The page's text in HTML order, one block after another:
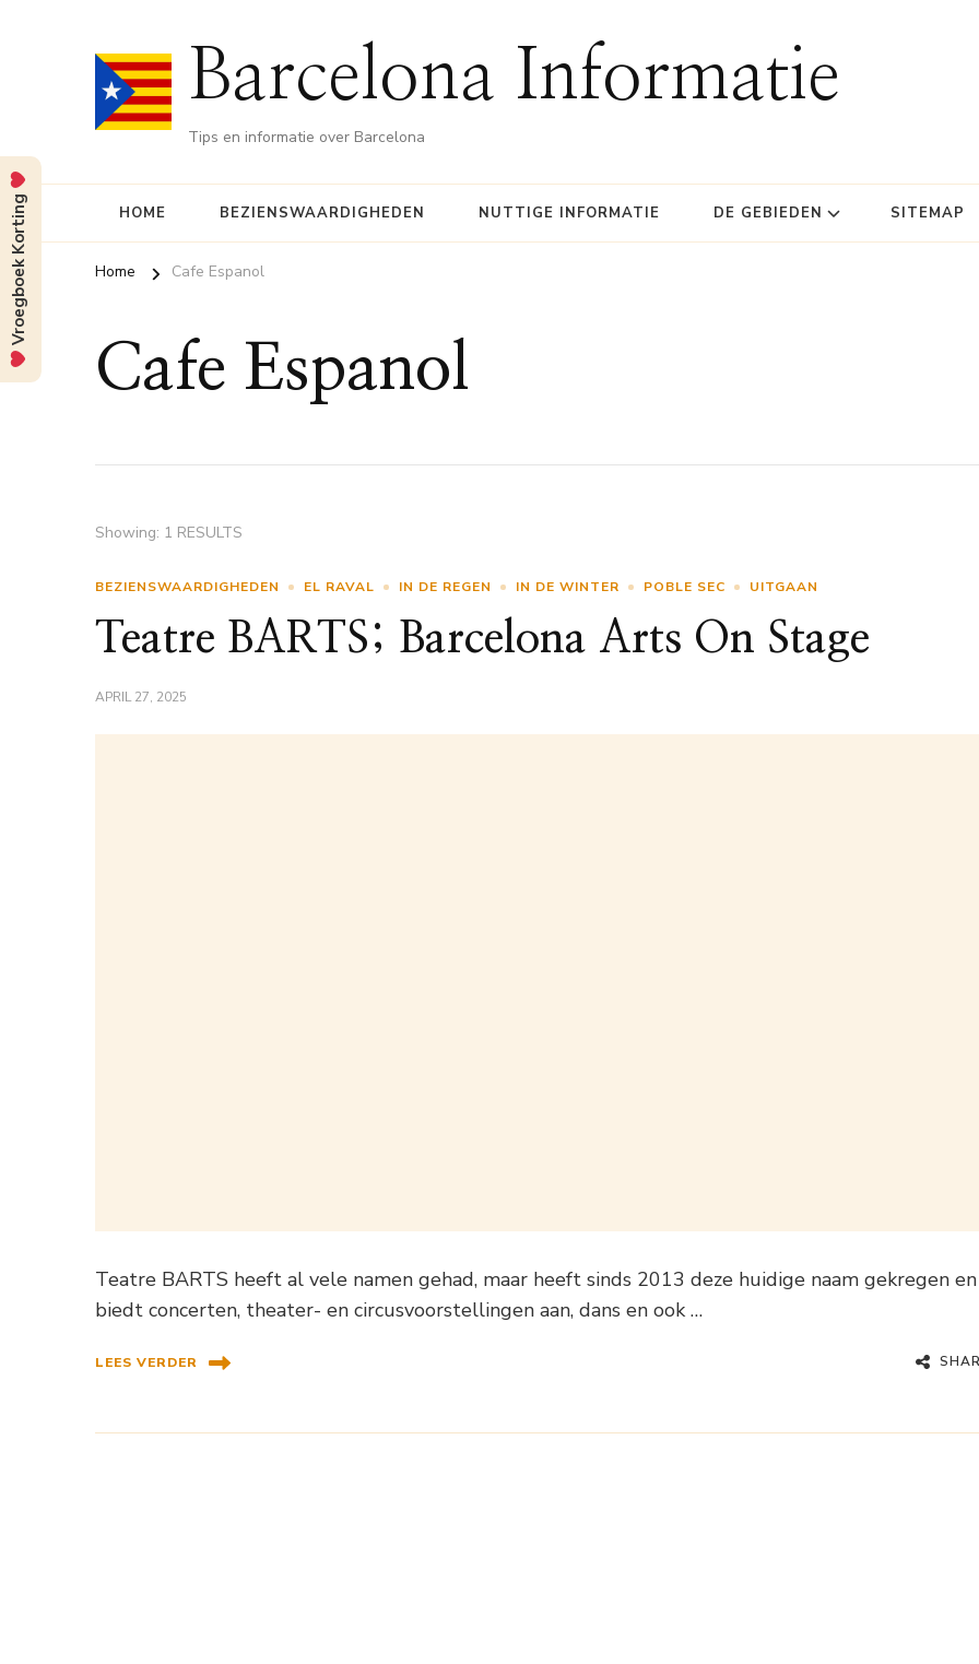
Barcelona Informatie
Tips en informatie over Barcelona
HOME BEZIENSWAARDIGHEDEN NUTTIGE INFORMATIE DE GEBIEDEN SITEMAP
Home Cafe Espanol
Cafe Espanol
Showing: 1 RESULTS
BEZIENSWAARDIGHEDEN EL RAVAL IN DE REGEN IN DE WINTER POBLE SEC UITGAAN
Teatre BARTS; Barcelona Arts On Stage
APRIL 27, 2025
Teatre BARTS heeft al vele namen gehad, maar heeft sinds 2013 deze huidige naam gekregen en
biedt concerten, theater- en circusvoorstellingen aan, dans en ook …
LEES VERDER
Vroegboek Korting